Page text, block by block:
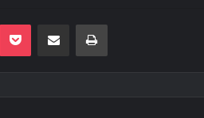
Pocket E-Posta ile paylaş Yazdır